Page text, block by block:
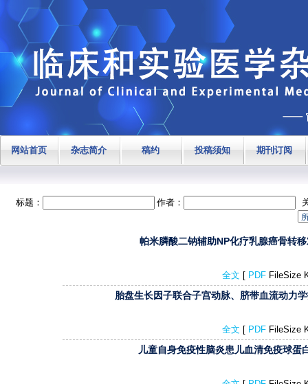
网站首页 杂志简介 稿约 投稿须知 期刊订阅
标题： 作者：
帕米膦酸二钠辅助NP化疗乳腺癌骨转
全文 [ PDF FileSize
胎盘生长因子联合子宫动脉、脐带血流动力
全文 [ PDF FileSize
儿童自身免疫性脑炎患儿血清免疫球蛋